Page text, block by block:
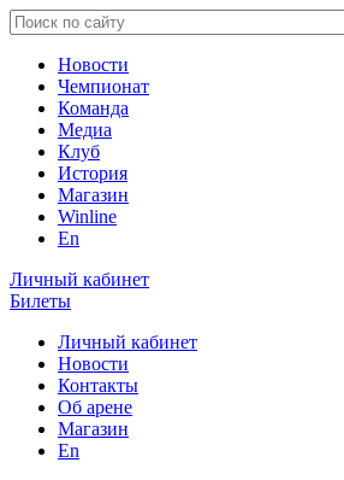
Новости
Чемпионат
Команда
Медиа
Клуб
История
Магазин
Winline
En
Личный кабинет
Билеты
Личный кабинет
Новости
Контакты
Об арене
Магазин
En